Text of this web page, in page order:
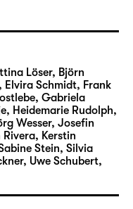
und Musiker
Probe endlich
aus dem
ans Licht,
ausgeteilt,
schließlich
einstige
Trubel
immer
Löser, Björn
Elvira Schmidt, Frank
Gabriela
Heidemarie Rudolph,
Wesser, Josefin
Kerstin
Stein, Silvia
Uwe Schubert,